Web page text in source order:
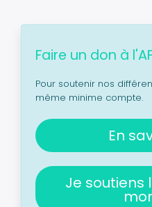
Faire un don à
Pour soutenir nos
même minime compte.
En
Je soutiens